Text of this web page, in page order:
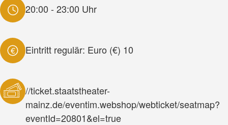
20:00 - 23:00 Uhr
€ Eintritt regulär: Euro (€) 10
//ticket.staatstheater-
mainz.de/eventim.webshop/webticket/seatmap?
eventId=20801&el=true